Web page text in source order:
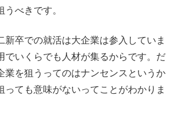
べきです。
新卒での就活は大企業は参入していま
でいくらでも人材が集るからです。だ
業を狙うってのはナンセンスというか
っても意味がないってことがわかりま